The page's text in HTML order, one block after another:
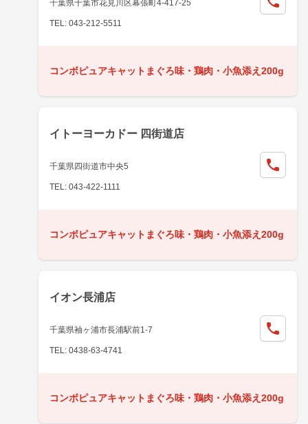
千葉県千葉市花見川区幕張町4-417-25
TEL: 043-212-5511
コンボピュアキャットまぐろ味・鶏肉・小魚添え200g
イトーヨーカドー 四街道店
千葉県四街道市中央5
TEL: 043-422-1111
コンボピュアキャットまぐろ味・鶏肉・小魚添え200g
イオン長浦店
千葉県袖ヶ浦市長浦駅前1-7
TEL: 0438-63-4741
コンボピュアキャットまぐろ味・鶏肉・小魚添え200g